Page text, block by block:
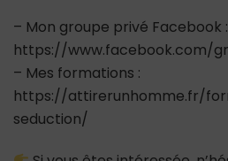
– Mon groupe privé Facebook :
https://www.facebook.com/
– Mes formations :
https://attirerunhomme.fr/
seduction/